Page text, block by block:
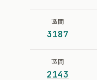
區間
3187
區間
2143